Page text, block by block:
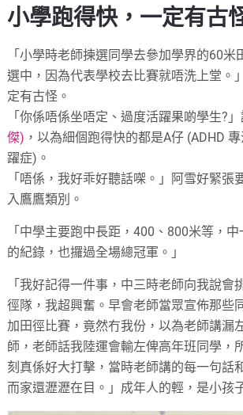
小學跑得快，一定有古
「小學時老師揀選同學去參加學界的60米
選中，因為代表學校去比賽就唔洗上堂。
定有古怪。
「你係唔係坐唔定、過度活躍果啲學生?
傑) ，以為細個跑得快的都是A仔 (ADHD
躍症)。
「唔係，我好乖好聽話㗎。」阿雪好緊張
入鷹鷹類別。
「中學主要跑中長距，400、800米等，
的紀錄，也攞過全場總冠軍。」
「我好記得一件事，中三時老師向我說會
徑隊，我超興奮。早會老師當眾宣佈那些
加田徑比賽，竟然冇我份，以為老師講漏
師，老師話我陸運會輸左俾高年班同學，
刻真係好大打擊，當時老師講的每一句話
而家還瀝瀝在目。」成年人的輕，是小孩